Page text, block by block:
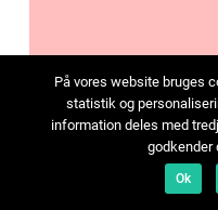
På vores website bruges
statistik og
information deles med
godkender
Ok